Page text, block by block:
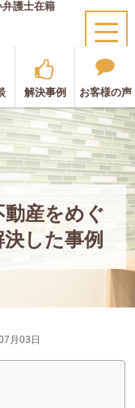
護士在籍
解決事例 お客様の声
産をめぐ
した事例
月03日